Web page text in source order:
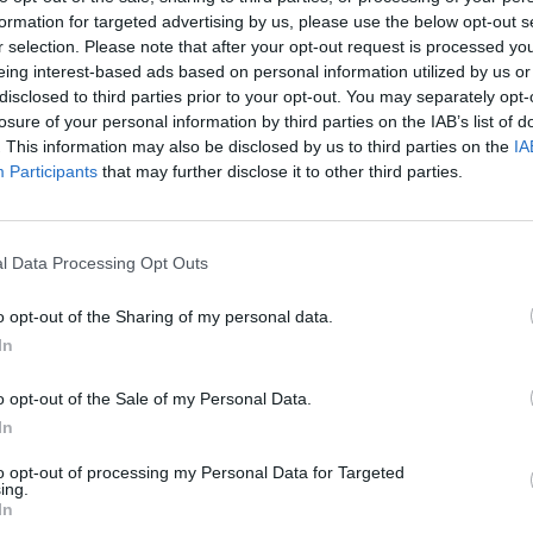
for targeted advertising by us, please use the below opt-out
selection. Please note that after your opt-out request is processed
interest-based ads based on personal information utilized by us
to third parties prior to your opt-out. You may separately
of your personal information by third parties on the IAB’s list of
This information may also be disclosed by us to third parties on the
Participants that may further disclose it to other third parties.
Data Processing Opt Outs
opt-out of the Sharing of my personal data.
opt-out of the Sale of my Personal Data.
opt-out of processing my Personal Data for Targeted
wiedzieć:
RÓWNIEŻ:
przecenił hit do kuchni. Air fryer tańszy aż o 150 zł, a to
wciąż można składać